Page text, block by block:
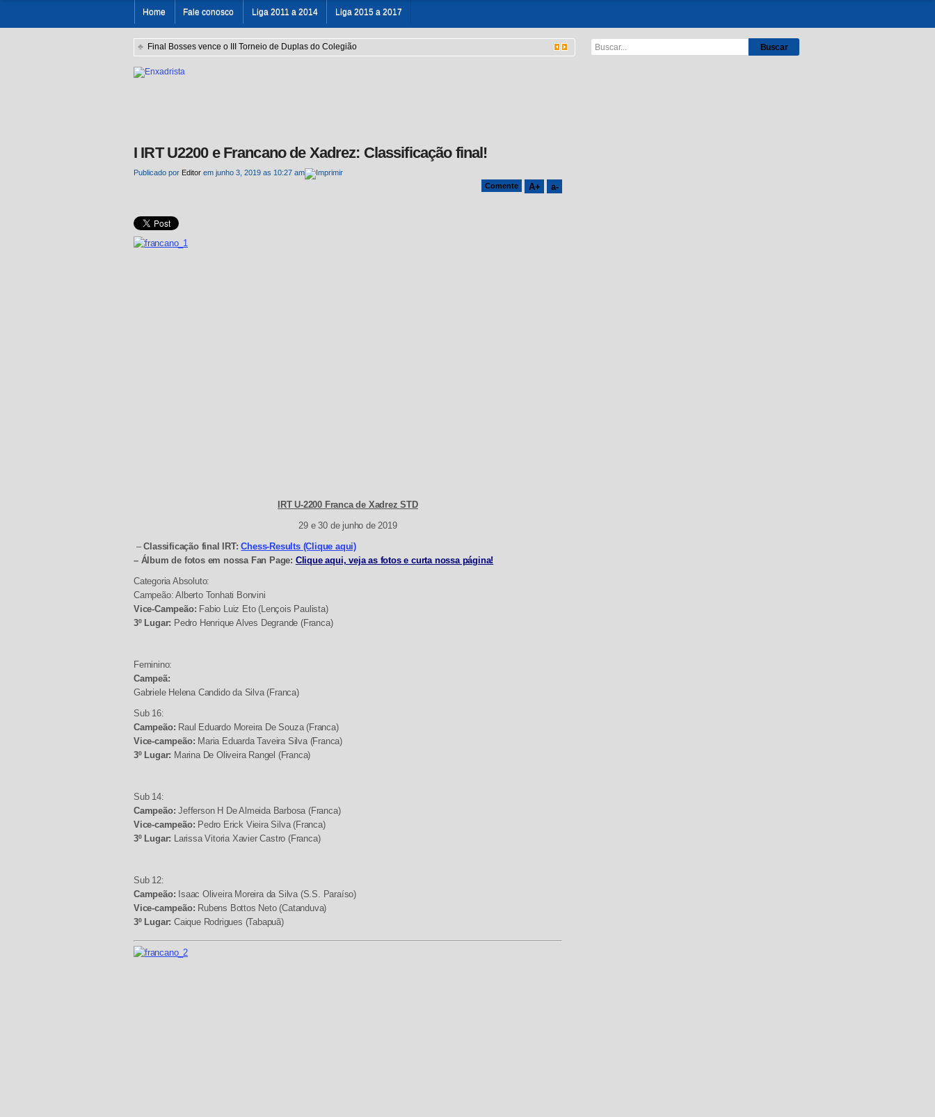
Home Fale conosco Liga 2011 a 2014 Liga 2015 a 2017
♣ Final Bosses vence o III Torneio de Duplas do Colegião
I IRT U2200 e Francano de Xadrez: Classificação final!
Publicado por Editor em junho 3, 2019 as 10:27 am
A+ a-
Comente
IRT U-2200 Franca de Xadrez STD
29 e 30 de junho de 2019
–Classificação final IRT:Chess-Results (Clique aqui)
– Álbum de fotos em nossa Fan Page: Clique aqui, veja as fotos e curta nossa página!
Categoria Absoluto:
Campeão: Alberto Tonhati Bonvini
Vice-Campeão: Fabio Luiz Eto (Lençois Paulista)
3º Lugar: Pedro Henrique Alves Degrande (Franca)
Feminino:
Campeã:
Gabriele Helena Candido da Silva (Franca)
Sub 16:
Campeão: Raul Eduardo Moreira De Souza (Franca)
Vice-campeão: Maria Eduarda Taveira Silva (Franca)
3º Lugar: Marina De Oliveira Rangel (Franca)
Sub 14:
Campeão: Jefferson H De Almeida Barbosa (Franca)
Vice-campeão: Pedro Erick Vieira Silva (Franca)
3º Lugar: Larissa Vitoria Xavier Castro (Franca)
Sub 12:
Campeão: Isaac Oliveira Moreira da Silva (S.S. Paraíso)
Vice-campeão: Rubens Bottos Neto (Catanduva)
3º Lugar: Caique Rodrigues (Tabapuã)